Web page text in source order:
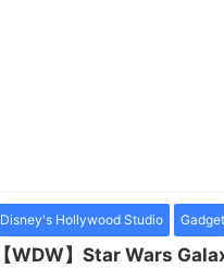
Disney's Hollywood Studio Gadget
【WDW】Star Wars